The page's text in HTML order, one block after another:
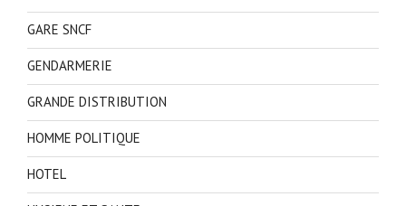
GARE SNCF
GENDARMERIE
GRANDE DISTRIBUTION
HOMME POLITIQUE
HOTEL